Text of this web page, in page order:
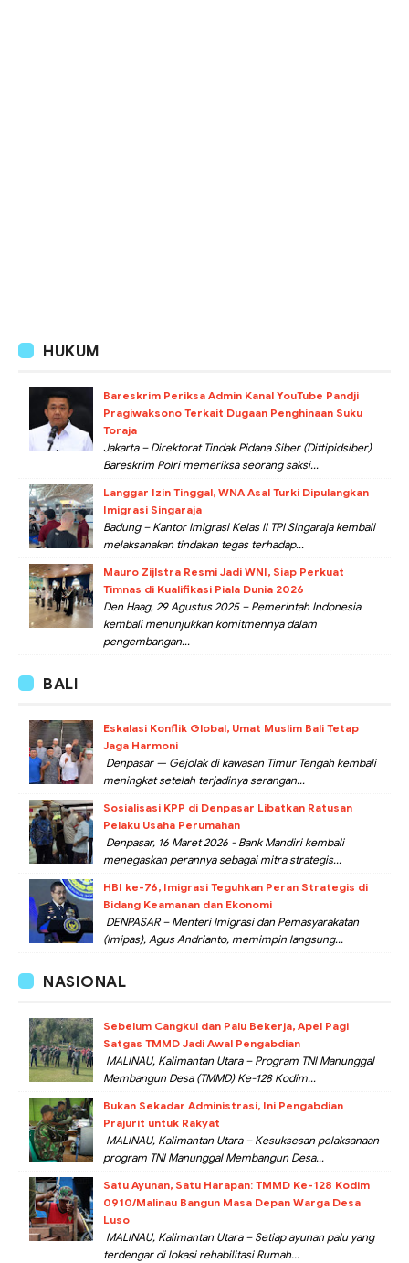
HUKUM
Bareskrim Periksa Admin Kanal YouTube Pandji
Pragiwaksono Terkait Dugaan Penghinaan Suku
Toraja
Jakarta – Direktorat Tindak Pidana Siber (Dittipidsiber)
Bareskrim Polri memeriksa seorang saksi...
Langgar Izin Tinggal, WNA Asal Turki Dipulangkan
Imigrasi Singaraja
Badung – Kantor Imigrasi Kelas II TPI Singaraja kembali
melaksanakan tindakan tegas terhadap...
Mauro Zijlstra Resmi Jadi WNI, Siap Perkuat
Timnas di Kualifikasi Piala Dunia 2026
Den Haag, 29 Agustus 2025 – Pemerintah Indonesia
kembali menunjukkan komitmennya dalam
pengembangan...
BALI
Eskalasi Konflik Global, Umat Muslim Bali Tetap
Jaga Harmoni
Denpasar — Gejolak di kawasan Timur Tengah kembali
meningkat setelah terjadinya serangan...
Sosialisasi KPP di Denpasar Libatkan Ratusan
Pelaku Usaha Perumahan
Denpasar, 16 Maret 2026 - Bank Mandiri kembali
menegaskan perannya sebagai mitra strategis...
HBI ke-76, Imigrasi Teguhkan Peran Strategis di
Bidang Keamanan dan Ekonomi
DENPASAR – Menteri Imigrasi dan Pemasyarakatan
(Imipas), Agus Andrianto, memimpin langsung...
NASIONAL
Sebelum Cangkul dan Palu Bekerja, Apel Pagi
Satgas TMMD Jadi Awal Pengabdian
MALINAU, Kalimantan Utara – Program TNI Manunggal
Membangun Desa (TMMD) Ke-128 Kodim...
Bukan Sekadar Administrasi, Ini Pengabdian
Prajurit untuk Rakyat
MALINAU, Kalimantan Utara – Kesuksesan pelaksanaan
program TNI Manunggal Membangun Desa...
Satu Ayunan, Satu Harapan: TMMD Ke-128 Kodim
0910/Malinau Bangun Masa Depan Warga Desa
Luso
MALINAU, Kalimantan Utara – Setiap ayunan palu yang
terdengar di lokasi rehabilitasi Rumah...